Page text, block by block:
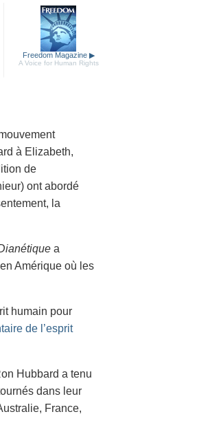
Freedom Magazine ▶
A Voice for Human Rights
à Elizabeth,
de
ont abordé
la
a
Amérique où les
humain pour
de l’esprit
Hubbard a tenu
dans leur
France,